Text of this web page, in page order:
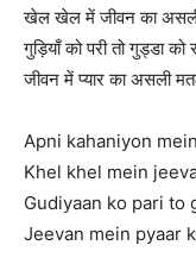
खेल खेल में जीवन का असली
गुड़ियाँ को परी तो गुड्डा को
जीवन में प्यार का असली
Apni kahaniyon
Khel khel mein
Gudiyaan ko pari to
Jeevan mein pyaar